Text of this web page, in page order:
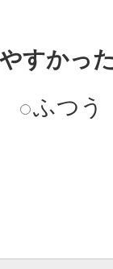
すかっ
ふつう